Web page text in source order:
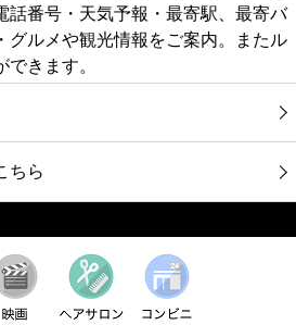
話番号・天気予報・最寄駅、最寄バ
グルメや観光情報をご案内。またル
きます。
ちら